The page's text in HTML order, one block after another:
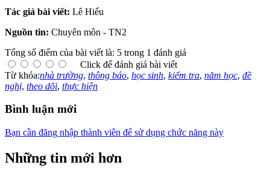
Tác giả bài viết: Lê Hiếu
Nguồn tin: Chuyên môn - TN2
Tổng số điểm của bài viết là: 5 trong 1 đánh giá
Click để đánh giá bài viết
Từ khóa:nhà trường, thông báo, học sinh, kiểm tra, năm học, đề
nghị, theo dõi, thực hiện
Bình luận mới
Bạn cần đăng nhập thành viên để sử dụng chức năng này
Những tin mới hơn